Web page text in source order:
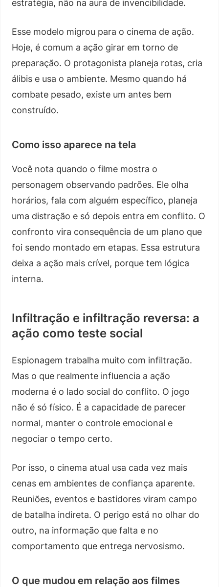
estratégia, não na aura de invencibilidade.
Esse modelo migrou para o cinema de ação.
Hoje, é comum a ação girar em torno de
preparação. O protagonista planeja rotas, cria
álibis e usa o ambiente. Mesmo quando há
combate pesado, existe um antes bem
construído.
Como isso aparece na tela
Você nota quando o filme mostra o
personagem observando padrões. Ele olha
horários, fala com alguém específico, planeja
uma distração e só depois entra em conflito. O
confronto vira consequência de um plano que
foi sendo montado em etapas. Essa estrutura
deixa a ação mais crível, porque tem lógica
interna.
Infiltração e infiltração reversa: a
ação como teste social
Espionagem trabalha muito com infiltração.
Mas o que realmente influencia a ação
moderna é o lado social do conflito. O jogo
não é só físico. É a capacidade de parecer
normal, manter o controle emocional e
negociar o tempo certo.
Por isso, o cinema atual usa cada vez mais
cenas em ambientes de confiança aparente.
Reuniões, eventos e bastidores viram campo
de batalha indireta. O perigo está no olhar do
outro, na informação que falta e no
comportamento que entrega nervosismo.
O que mudou em relação aos filmes